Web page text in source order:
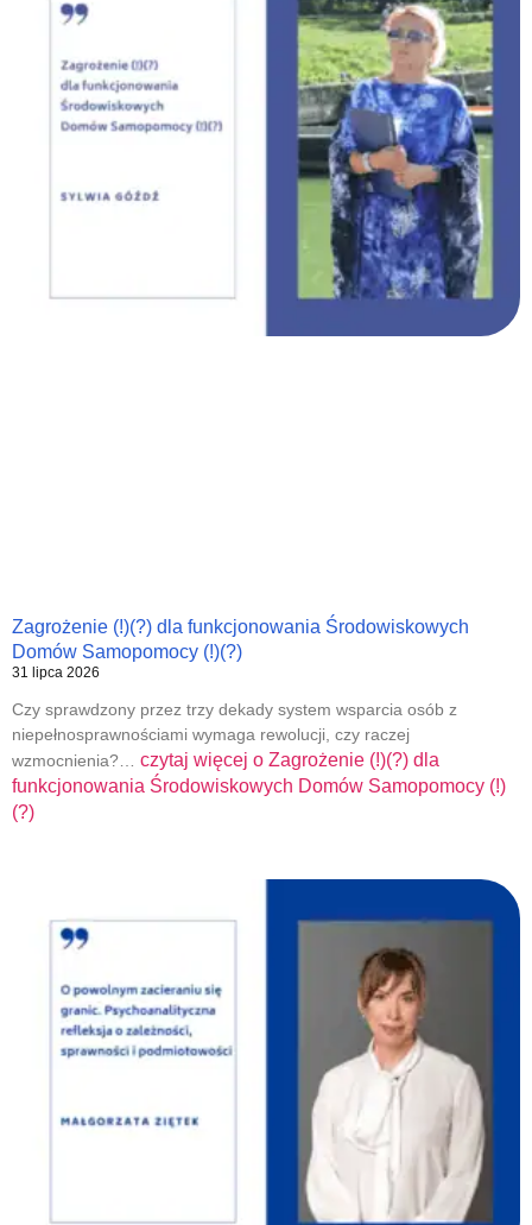
Zagrożenie (!)(?) dla funkcjonowania Środowiskowych
Domów Samopomocy (!)(?)
31 lipca 2026
Czy sprawdzony przez trzy dekady system wsparcia osób z
niepełnosprawnościami wymaga rewolucji, czy raczej
wzmocnienia?… czytaj więcej o Zagrożenie (!)(?) dla
funkcjonowania Środowiskowych Domów Samopomocy (!)
(?)